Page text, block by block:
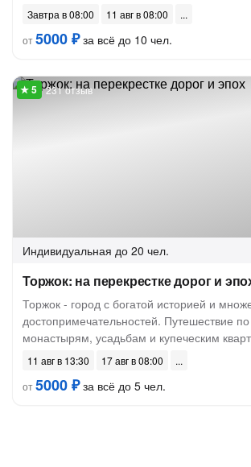
Завтра в 08:00
11 авг в 08:00
от5000 ₽за всё до 10 чел.
231 отзыв
Индивидуальная до 20 чел.
Торжок: на перекрестке дорог и
Торжок - город с богатой историей и
достопримечательностей. Путешествие
монастырям, усадьбам и купеческим
11 авг в 13:30
17 авг в 08:00
от5000 ₽за всё до 5 чел.